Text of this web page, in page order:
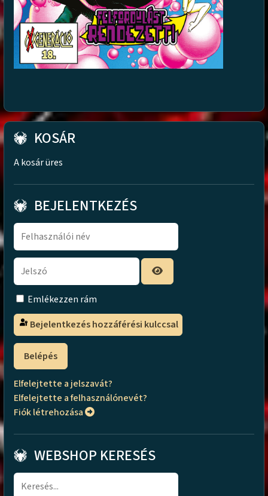
KOSÁR
A kosár üres
BEJELENTKEZÉS
Emlékezzen rám
Bejelentkezés hozzáférési kulccsal
Belépés
Elfelejtette a jelszavát?
Elfelejtette a felhasználónevét?
Fiók létrehozása
WEBSHOP KERESÉS